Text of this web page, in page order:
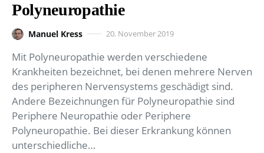
Polyneuropathie
Manuel Kress 20. November 2019
Mit Polyneuropathie werden verschiedene
Krankheiten bezeichnet, bei denen mehrere Nerven
des peripheren Nervensystems geschädigt sind.
Andere Bezeichnungen für Polyneuropathie sind
Periphere Neuropathie oder Periphere
Polyneuropathie. Bei dieser Erkrankung können
unterschiedliche…